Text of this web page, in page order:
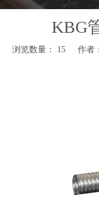
KBG
浏览数量： 15 作者